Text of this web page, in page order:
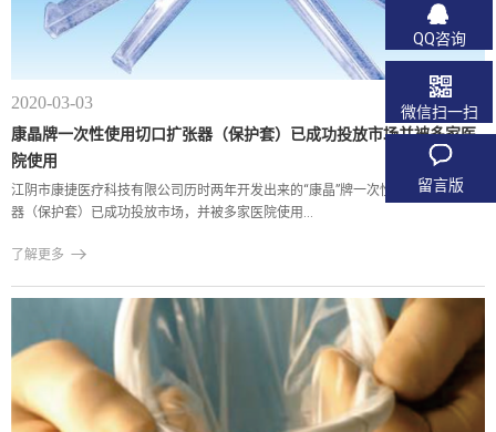
2020-03-03
康晶牌一次性使用切口扩张器（保护套）已成功投放市场并被多家医
院使用
江阴市康捷医疗科技有限公司历时两年开发出来的“康晶”牌一次性使用切口扩张
器（保护套）已成功投放市场，并被多家医院使用...
了解更多 
QQ咨询
微信扫一扫
留言版